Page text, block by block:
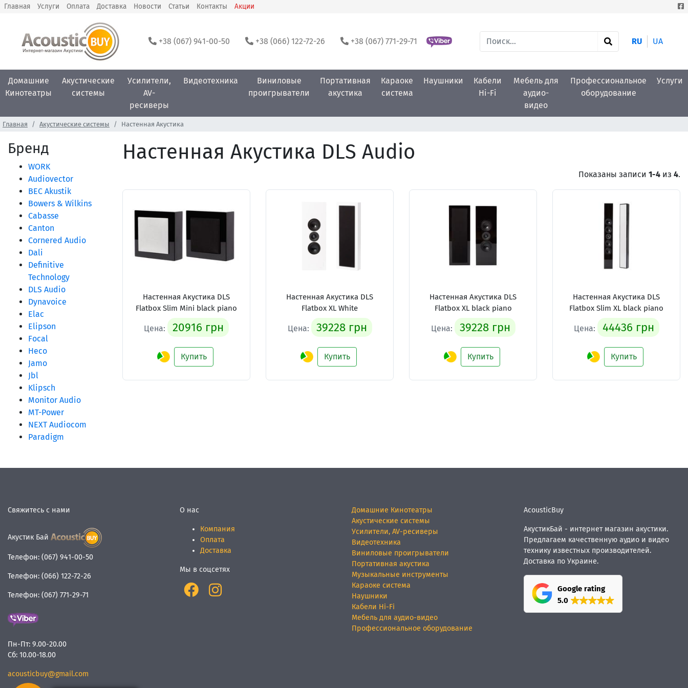
Главная Услуги Оплата Доставка Новости Статьи Контакты Акции
+38 (067) 941-00-50 +38 (066) 122-72-26 +38 (067) 771-29-71 RU UA
Домашние
Кинотеатры
Акустические
системы
Усилители,
AV-
ресиверы
Видеотехника
Виниловые
проигрыватели
Портативная
акустика
Караоке
система
Наушники
Кабели
Hi-Fi
Мебель для
аудио-
видео
Профессиональное
оборудование
Услуги
Главная Акустические системы Настенная Акустика
Бренд
WORK
Audiovector
BEC Akustik
Bowers & Wilkins
Cabasse
Canton
Cornered Audio
Dali
Definitive
Technology
DLS Audio
Dynavoice
Elac
Elipson
Focal
Heco
Jamo
Jbl
Klipsch
Monitor Audio
MT-Power
NEXT Audiocom
Paradigm
Настенная Акустика DLS Audio
Показаны записи 1-4 из 4.
Настенная Акустика DLS
Flatbox Slim Mini black piano
Цена: 20916 грн
Купить
Настенная Акустика DLS
Flatbox XL White
Цена: 39228 грн
Купить
Настенная Акустика DLS
Flatbox XL black piano
Цена: 39228 грн
Купить
Настенная Акустика DLS
Flatbox Slim XL black piano
Цена: 44436 грн
Купить
Свяжитесь с нами
Акустик Бай
Телефон: (067) 941-00-50
Телефон: (066) 122-72-26
Телефон: (067) 771-29-71
Пн-Пт: 9.00-20.00
Сб: 10.00-18.00
acousticbuy@gmail.com
О нас
Компания
Оплата
Доставка
Мы в соцсетях
Домашние Кинотеатры
Акустические системы
Усилители, AV-ресиверы
Видеотехника
Виниловые проигрыватели
Портативная акустика
Музыкальные инструменты
Караоке система
Наушники
Кабели Hi-Fi
Мебель для аудио-видео
Профессиональное оборудование
AcousticBuy
АкустикБай - интернет магазин акустики.
Предлагаем качественную аудио и видео
технику известных производителей.
Доставка по Украине.
Google rating
5.0